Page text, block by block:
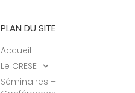
PLAN DU SITE
Accueil
Le CRESE
Séminaires –